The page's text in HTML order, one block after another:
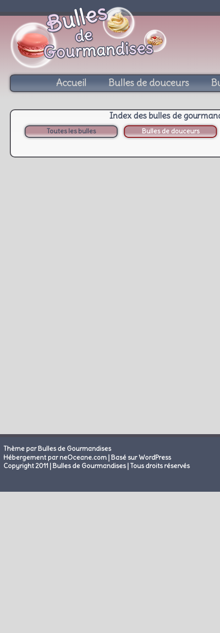
Accueil Bulles de douceurs
Index des bulles de
Toutes les bulles Bulles de douceurs
Thème par Bulles de Gourmandises
Hébergement par neOceane.com |Basé sur WordPress
Copyright 2011 | Bulles de Gourmandises | Tous droits réservés